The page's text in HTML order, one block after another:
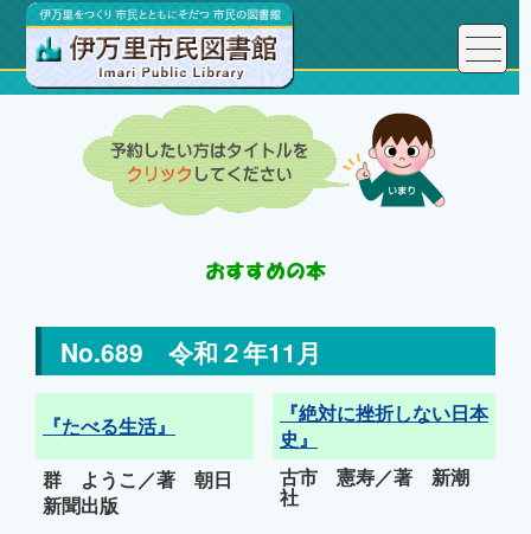
No.689 令和２年11月
『たべる生活』
『絶対に挫折しない日本
史』
群 ようこ／著 朝日
新聞出版
古市 憲寿／著 新潮
社